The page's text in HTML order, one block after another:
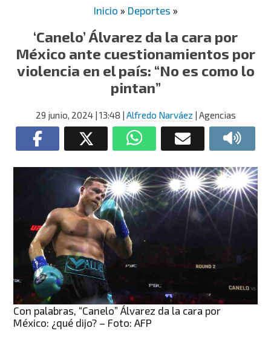
Inicio » Deportes »
‘Canelo’ Álvarez da la cara por
México ante cuestionamientos por
violencia en el país: “No es como lo
pintan”
29 junio, 2024| 13:48 | Alfredo Narváez | Agencias
Con palabras, “Canelo” Álvarez da la cara por
México: ¿qué dijo? – Foto: AFP